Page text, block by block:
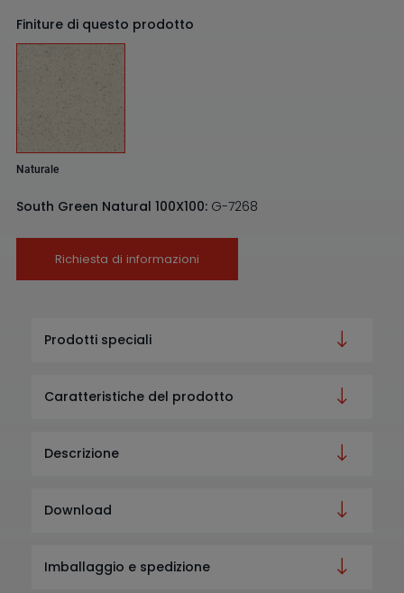
Finiture di questo prodotto
Naturale
South Green Natural 100X100: G-7268
Richiesta di informazioni
Prodotti speciali
Caratteristiche del prodotto
Descrizione
Download
Imballaggio e spedizione